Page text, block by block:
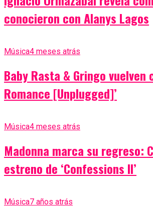
conocieron con Alanys Lagos
Música4 meses atrás
Baby Rasta & Gringo vuelven
Romance [Unplugged]’
Música4 meses atrás
Madonna marca su regreso:
estreno de ‘Confessions II’
Música7 años atrás